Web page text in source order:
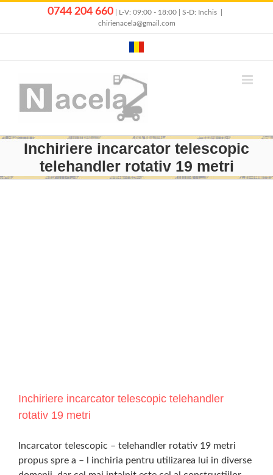
content
0744 204 660| L-V: 09:00 - 18:00 | S-D: Inchis
chirienacela@gmail.com
Inchiriere incarcator telescopic
telehandler rotativ 19 metri
Inchiriere incarcator telescopic telehandler
rotativ 19 metri
Incarcator telescopic – telehandler rotativ 19 metri
propus spre a – l inchiria pentru utilizarea lui in diverse